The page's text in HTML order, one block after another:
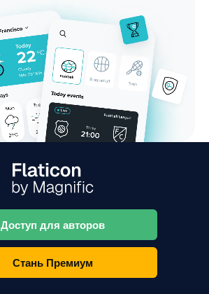
Доступ для авторов
Стань Премиум